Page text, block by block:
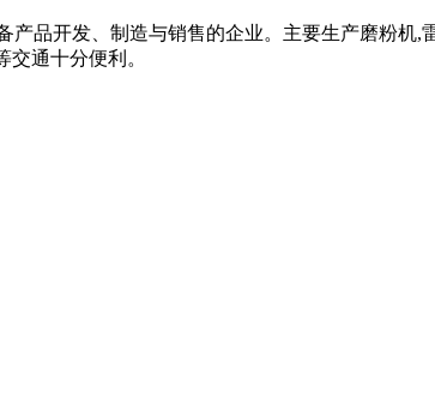
品开发、制造与销售的企业。主要生产磨粉机,
通十分便利。